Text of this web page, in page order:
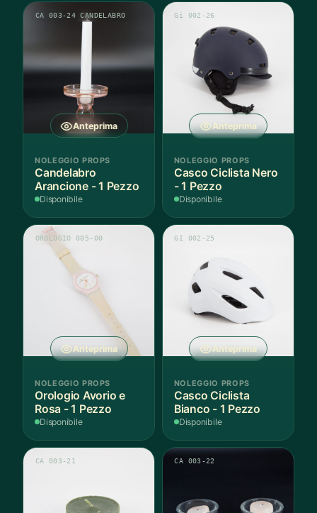
Anteprima
CA 003-24 CANDELABRO
NOLEGGIO PROPS
Candelabro
Arancione - 1 Pezzo
Disponibile
Anteprima
Gi 002-26
NOLEGGIO PROPS
Casco Ciclista Nero
- 1 Pezzo
Disponibile
Anteprima
OROLOGIO 005-00
NOLEGGIO PROPS
Orologio Avorio e
Rosa - 1 Pezzo
Disponibile
Anteprima
GI 002-25
NOLEGGIO PROPS
Casco Ciclista
Bianco - 1 Pezzo
Disponibile
CA 003-21 CA 003-22